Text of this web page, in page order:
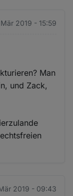
Mär 2019 - 15:59
Man
und Zack,
2019 - 09:43